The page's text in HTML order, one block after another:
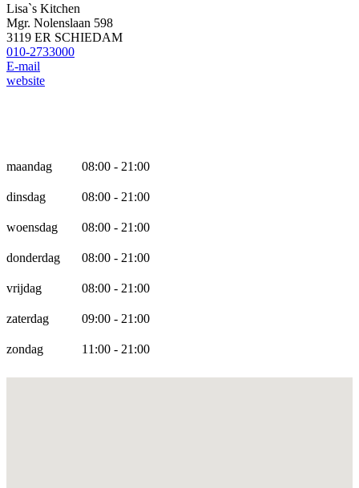
Lisa`s Kitchen
Mgr. Nolenslaan 598
3119 ER SCHIEDAM
010-2733000
E-mail
website
maandag 08:00 - 21:00
dinsdag 08:00 - 21:00
woensdag 08:00 - 21:00
donderdag 08:00 - 21:00
vrijdag 08:00 - 21:00
zaterdag 09:00 - 21:00
zondag 11:00 - 21:00